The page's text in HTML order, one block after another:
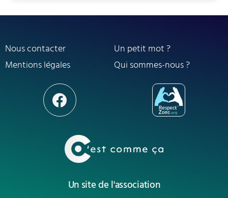
Nous contacter
Un petit mot ?
Mentions légales
Qui sommes-nous ?
Un site de l'association